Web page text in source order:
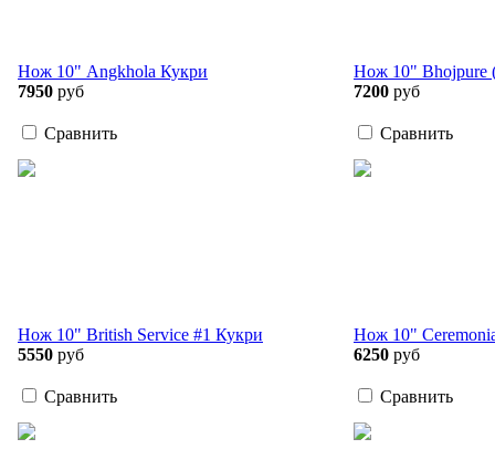
Нож 10" Angkhola Кукри
7950 руб
Сравнить
Нож 10" Bhojpure
7200 руб
Сравнить
Нож 10" British Service #1 Кукри
5550 руб
Сравнить
Нож 10"
6250 руб
Сравнить